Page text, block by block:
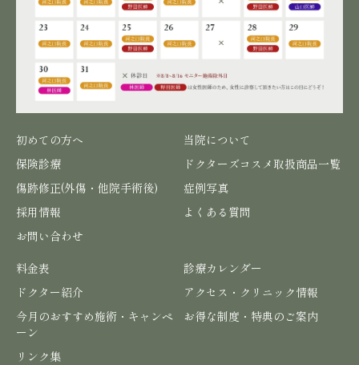
初めての方へ
当院について
保険診療
ドクターズコスメ取扱商品一覧
傷跡修正(外傷・他院手術後)
症例写真
採用情報
よくある質問
お問い合わせ
料金表
診療カレンダー
ドクター紹介
アクセス・クリニック情報
今月のおすすめ施術・キャンペ
ーン
お得な制度・特典のご案内
リンク集